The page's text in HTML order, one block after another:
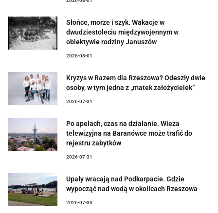
Słońce, morze i szyk. Wakacje w
dwudziestoleciu międzywojennym w
obiektywie rodziny Januszów
2026-08-01
Kryzys w Razem dla Rzeszowa? Odeszły dwie
osoby, w tym jedna z „matek założycielek”
2026-07-31
Po apelach, czas na działanie. Wieża
telewizyjna na Baranówce może trafić do
rejestru zabytków
2026-07-31
Upały wracają nad Podkarpacie. Gdzie
wypocząć nad wodą w okolicach Rzeszowa
2026-07-30